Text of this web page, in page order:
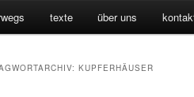
texte über uns
KUPFERHÄUSER